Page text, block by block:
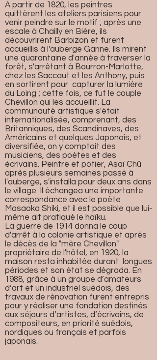
A partir de 1820, les peintres
quittèrent les ateliers parisiens pour
venir peindre sur le motif ; après une
escale à Chailly en Bière, ils
découvrirent Barbizon et furent
accueillis à l'auberge Ganne. Ils mirent
une quarantaine d'année à traverser la
forêt, s'arrêtant à Bourron-Marlotte,
chez les Saccaut et les Anthony, puis
en sortirent pour capturer la lumière
du Loing ; cette fois, ce fut le couple
Chevillon qui les accueillit. La
communauté artistique s'était
internationalisée, comprenant, des
Britanniques, des Scandinaves, des
Américains et quelques Japonais, et
diversifiée, on y comptait des
musiciens, des poètes et des
écrivains. Peintre et potier, Asaï Chû
après plusieurs semaines passé à
l'auberge, s'installa pour deux ans dans
le village. Il échangea une importante
correspondance avec le poète
Masaoka Shiki, et il est possible que lui-
même ait pratiqué le haïku.
La guerre de 1914 donna le coup
d'arrêt à la colonie artistique et après
le décès de la "mère Chevillon"
propriétaire de l'hôtel, en 1920, la
maison resta inhabitée durant longues
périodes et son état se dégrada. En
1988, grâce à un groupe d’amateurs
d’art et un industriel suédois, des
travaux de rénovation furent entrepris
pour y réaliser une fondation destinés
aux séjours d’artistes, d’écrivains, de
compositeurs, en priorité suédois,
nordiques ou français et parfois
japonais.